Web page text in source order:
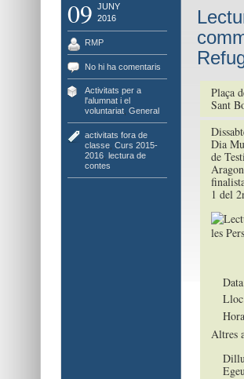
09 JUNY
2016
RMP
No hi ha comentaris
Activitats per a
l'alumnat i el
voluntariat, General
activitats fora de
classe, Curs 2015-
2016, lectura de
contes
Plaça
Sant
Dia
de
1 del
Altres